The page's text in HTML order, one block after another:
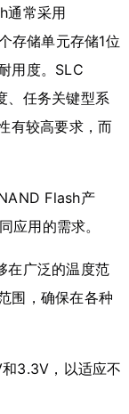
通常采用
存储单元存储1位
用度。SLC
、任务关键型系
有较高要求，而
Flash产
应用的需求。
在广泛的温度范
围，确保在各种
和3.3V，以适应不